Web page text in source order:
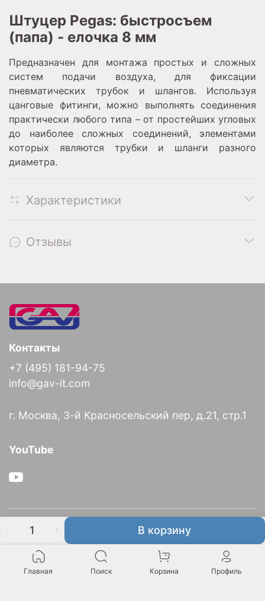
В корзину
Штуцер Pegas: быстросъем
(папа) - елочка 8 мм
Предназначен для монтажа простых и сложных
систем подачи воздуха, для фиксации
пневматических трубок и шлангов. Используя
цанговые фитинги, можно выполнять соединения
практически любого типа – от простейших угловых
до наиболее сложных соединений, элементами
которых являются трубки и шланги разного
диаметра.
Характеристики
Отзывы
О компании
Информация
Контакты
+7 (495) 181-94-75
info@gav-it.com
г. Москва, 3-й Красносельский пер, д.21, стр.1
YouTube
Главная Поиск Корзина Профиль